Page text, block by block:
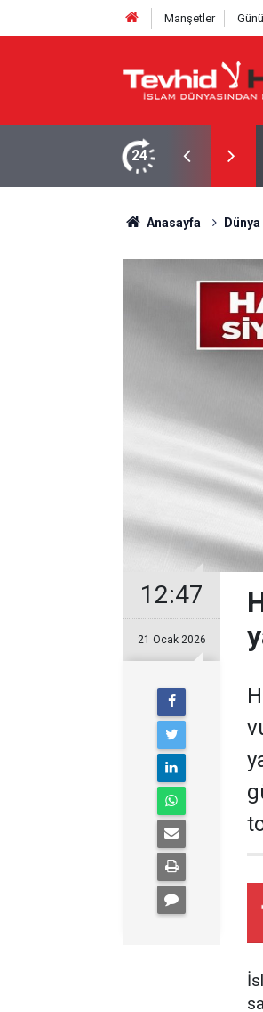
Manşetler
24
yeni bir marka ismi buldu!
Anasayfa Dünya
12:47
21 Ocak 2026